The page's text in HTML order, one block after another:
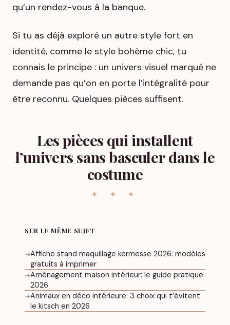
qu’un rendez-vous à la banque.
Si tu as déjà exploré un autre style fort en
identité, comme le style bohème chic, tu
connais le principe : un univers visuel marqué ne
demande pas qu’on en porte l’intégralité pour
être reconnu. Quelques pièces suffisent.
Les pièces qui installent
l’univers sans basculer dans le
costume
SUR LE MÊME SUJET
→Affiche stand maquillage kermesse 2026: modèles
gratuits à imprimer
→Aménagement maison intérieur: le guide pratique
2026
→Animaux en déco intérieure: 3 choix qui t’évitent
le kitsch en 2026